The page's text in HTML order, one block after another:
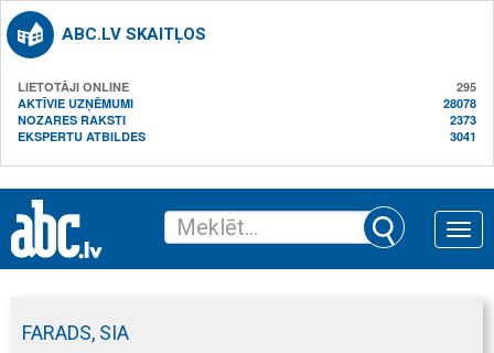
ABC.LV SKAITĻOS
LIETOTĀJI ONLINE
295
AKTĪVIE UZŅĒMUMI
28078
NOZARES RAKSTI
2373
EKSPERTU ATBILDES
3041
Toggle
FARADS, SIA